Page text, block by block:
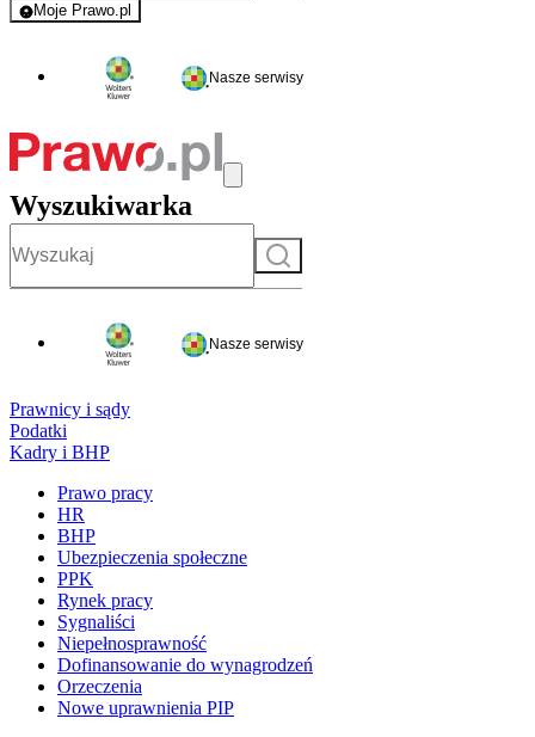
Moje Prawo.pl
- rejestracja i logowanie do serwisu
Nasze serwisy
Wyszukiwarka
Szukaj
Nasze serwisy
Prawnicy i sądy
Podatki
Kadry i BHP
Prawo pracy
HR
BHP
Ubezpieczenia społeczne
PPK
Rynek pracy
Sygnaliści
Niepełnosprawność
Dofinansowanie do wynagrodzeń
Orzeczenia
Nowe uprawnienia PIP